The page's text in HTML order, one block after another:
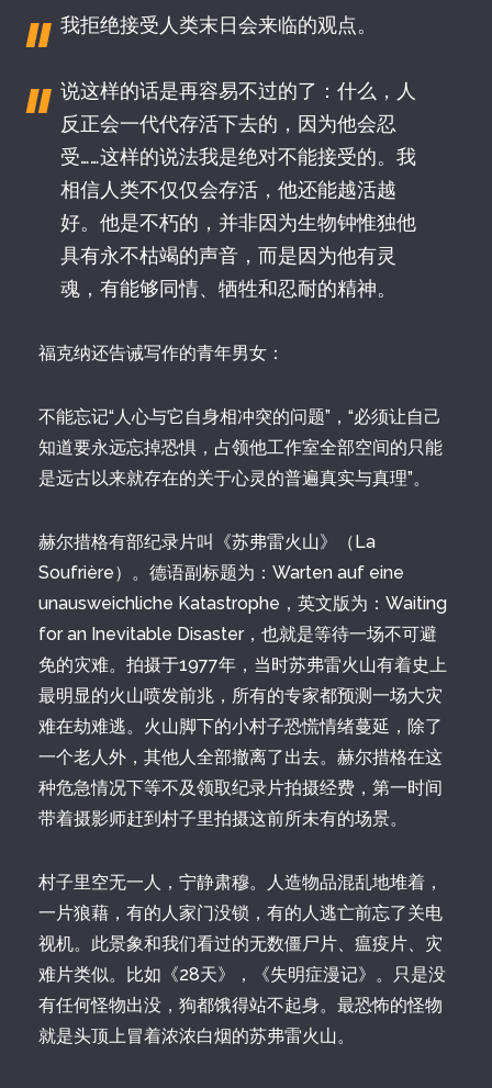
我拒绝接受人类末日会来临的观点。
说这样的话是再容易不过的了：什么，人
反正会一代代存活下去的，因为他会忍
受……这样的说法我是绝对不能接受的。我
相信人类不仅仅会存活，他还能越活越
好。他是不朽的，并非因为生物钟惟独他
具有永不枯竭的声音，而是因为他有灵
魂，有能够同情、牺牲和忍耐的精神。
福克纳还告诫写作的青年男女：
不能忘记“人心与它自身相冲突的问题”，“必须让自己
知道要永远忘掉恐惧，占领他工作室全部空间的只能
是远古以来就存在的关于心灵的普遍真实与真理”。
赫尔措格有部纪录片叫《苏弗雷火山》（La
Soufrière）。德语副标题为：Warten auf eine
unausweichliche Katastrophe，英文版为：Waiting
for an Inevitable Disaster，也就是等待一场不可避
免的灾难。拍摄于1977年，当时苏弗雷火山有着史上
最明显的火山喷发前兆，所有的专家都预测一场大灾
难在劫难逃。火山脚下的小村子恐慌情绪蔓延，除了
一个老人外，其他人全部撤离了出去。赫尔措格在这
种危急情况下等不及领取纪录片拍摄经费，第一时间
带着摄影师赶到村子里拍摄这前所未有的场景。
村子里空无一人，宁静肃穆。人造物品混乱地堆着，
一片狼藉，有的人家门没锁，有的人逃亡前忘了关电
视机。此景象和我们看过的无数僵尸片、瘟疫片、灾
难片类似。比如《28天》，《失明症漫记》。只是没
有任何怪物出没，狗都饿得站不起身。最恐怖的怪物
就是头顶上冒着浓浓白烟的苏弗雷火山。